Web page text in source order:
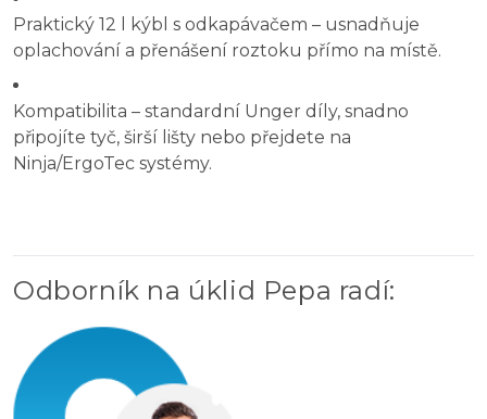
Praktický 12 l kýbl s odkapávačem – usnadňuje
oplachování a přenášení roztoku přímo na místě.
Kompatibilita – standardní Unger díly, snadno
připojíte tyč, širší lišty nebo přejdete na
Ninja/ErgoTec systémy.
Odborník na úklid Pepa radí: